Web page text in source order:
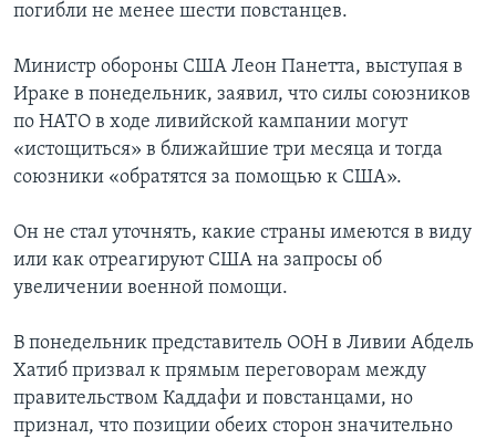
погибли не менее шести повстанцев.
Министр обороны США Леон Панетта, выступая в
Ираке в понедельник, заявил, что силы союзников
по НАТО в ходе ливийской кампании могут
«истощиться» в ближайшие три месяца и тогда
союзники «обратятся за помощью к США».
Он не стал уточнять, какие страны имеются в виду
или как отреагируют США на запросы об
увеличении военной помощи.
В понедельник представитель ООН в Ливии Абдель
Хатиб призвал к прямым переговорам между
правительством Каддафи и повстанцами, но
признал, что позиции обеих сторон значительно